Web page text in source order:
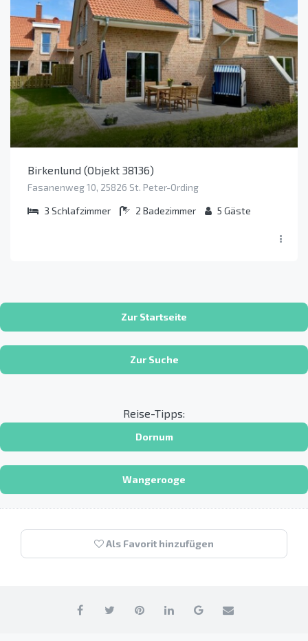
Birkenlund (Objekt 38136)
Fasanenweg 10, 25826 St. Peter-Ording
3 Schlafzimmer 2 Badezimmer 5 Gäste
Zur Startseite
Zur Suche
Reise-Tipps:
Dornum
Wangerooge
Als Favorit hinzufügen